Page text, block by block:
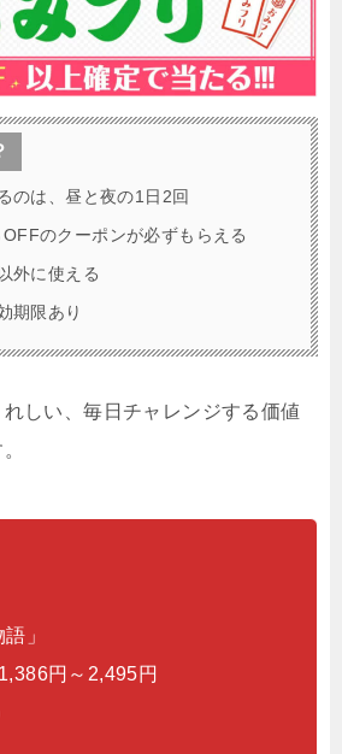
のは、昼と夜の1日2回
のクーポンが必ずもらえる
外に使える
期限あり
しい、毎日チャレンジする価値
」
円～2,495円